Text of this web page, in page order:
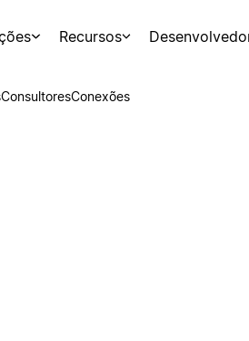
Recursos
ConsultoresConexões